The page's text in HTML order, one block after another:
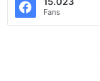
Fans